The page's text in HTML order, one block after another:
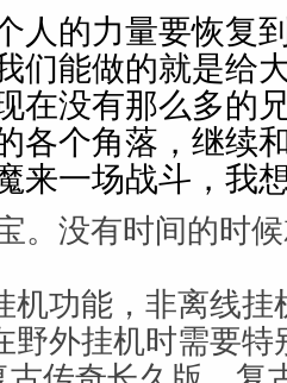
人的力量要恢复
们能做的就是给
在没有那么多的
各个角落，继续
来一场战斗，我
。没有时间的时
机功能，非离线挂
野外挂机时需要